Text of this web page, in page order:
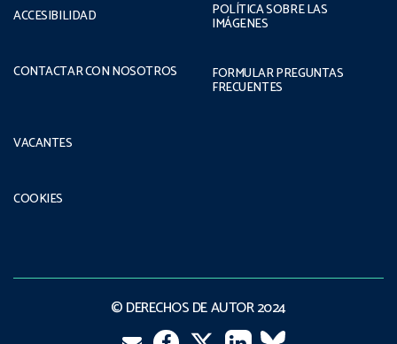
ACCESIBILIDAD
CONTACTAR CON NOSOTROS
POLÍTICA SOBRE LAS
IMÁGENES
FORMULAR PREGUNTAS
FRECUENTES
VACANTES
COOKIES
© DERECHOS DE AUTOR 2024